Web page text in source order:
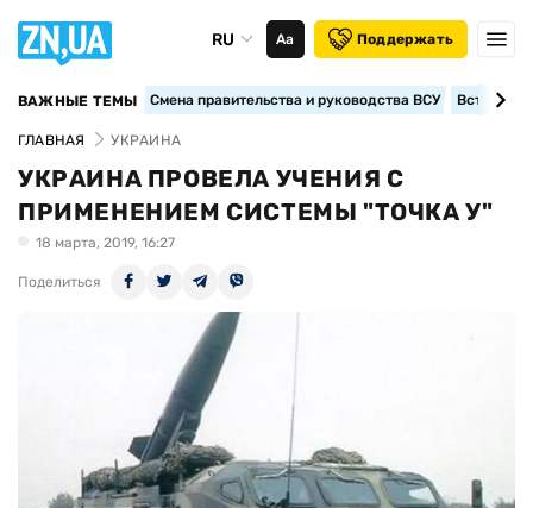
RU Аа Поддержать
ВАЖНЫЕ ТЕМЫ Смена правительства и руководства ВСУ
ГЛАВНАЯ УКРАИНА
УКРАИНА ПРОВЕЛА УЧЕНИЯ С
ПРИМЕНЕНИЕМ СИСТЕМЫ "ТОЧКА У"
18 марта, 2019, 16:27
Поделиться